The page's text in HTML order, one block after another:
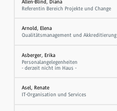
Allen-Blind, Diana
Referentin Bereich Projekte und Change
Arnold, Elena
Qualitätsmanagement und Akkreditierung
Asberger, Erika
Personalangelegenheiten
- derzeit nicht im Haus -
Asel, Renate
IT-Organisation und Services